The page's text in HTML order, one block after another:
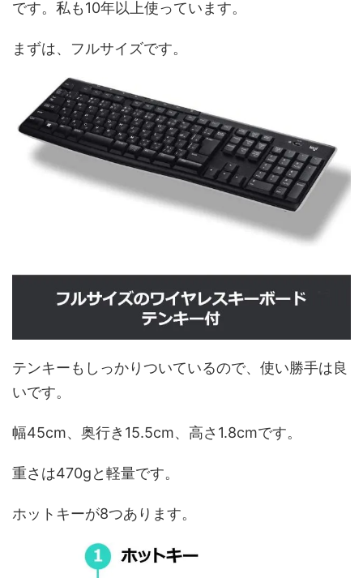
です。私も10年以上使っています。
まずは、フルサイズです。
テンキーもしっかりついているので、使い勝手は良
いです。
幅45cm、奥行き15.5cm、高さ1.8cmです。
重さは470gと軽量です。
ホットキーが8つあります。